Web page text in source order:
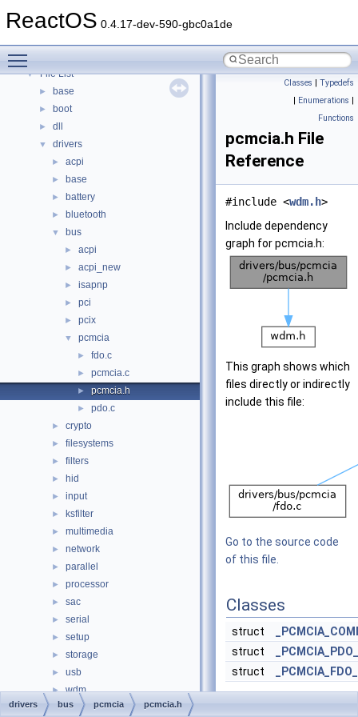
ReactOS 0.4.17-dev-590-gbc0a1de
► Namespaces
▼
▼ File List
► base
► boot
► dll
▼ drivers
► acpi
► base
► battery
► bluetooth
▼ bus
► acpi
► acpi_new
► isapnp
► pci
► pcix
▼ pcmcia
► fdo.c
► pcmcia.c
► pcmcia.h
► pdo.c
► crypto
► filesystems
► filters
► hid
► input
► ksfilter
► multimedia
► network
► parallel
► processor
► sac
► serial
► setup
► storage
► usb
► wdm
► wmi
Classes | Typedefs
| Enumerations |
Functions
pcmcia.h File
Reference
#include <wdm.h>
Include dependency
graph for pcmcia.h:
This graph shows which
files directly or indirectly
include this file:
Go to the source code
of this file.
Classes
struct
struct
struct
drivers bus pcmcia pcmcia.h